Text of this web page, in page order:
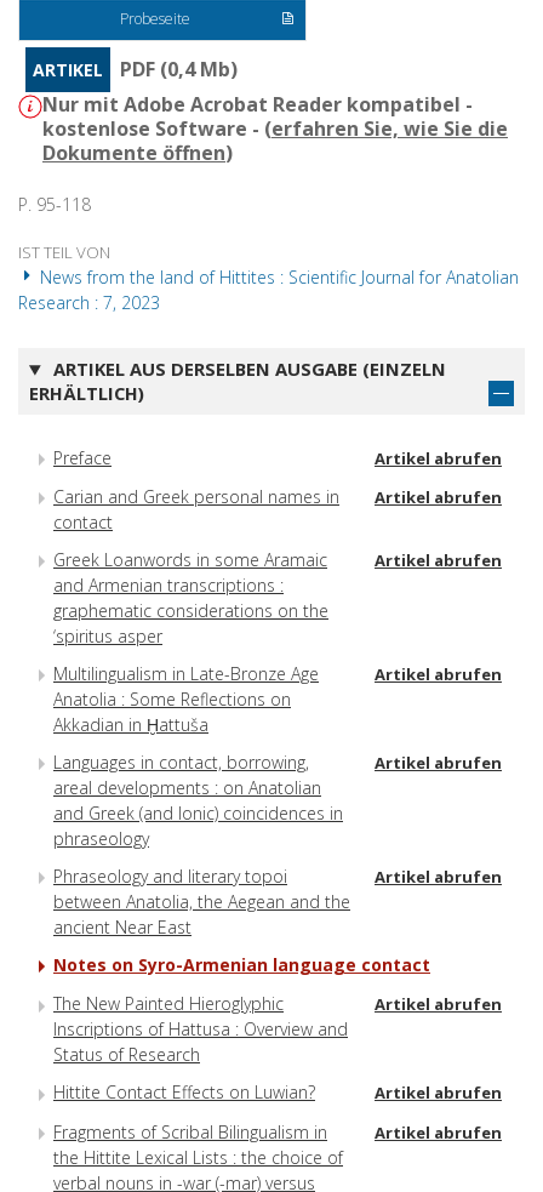
Probeseite
ARTIKEL
PDF (0,4 Mb)
Nur mit Adobe Acrobat Reader kompatibel -
kostenlose Software - (erfahren Sie, wie Sie die
Dokumente öffnen)
P. 95-118
IST TEIL VON
News from the land of Hittites : Scientific Journal for Anatolian
Research : 7, 2023
ARTIKEL AUS DERSELBEN AUSGABE (EINZELN
ERHÄLTLICH)
Preface Artikel abrufen
Carian and Greek personal names in
contact
Artikel abrufen
Greek Loanwords in some Aramaic
and Armenian transcriptions :
graphematic considerations on the
‘spiritus asper
Artikel abrufen
Multilingualism in Late-Bronze Age
Anatolia : Some Reflections on
Akkadian in Ḫattuša
Artikel abrufen
Languages in contact, borrowing,
areal developments : on Anatolian
and Greek (and Ionic) coincidences in
phraseology
Artikel abrufen
Phraseology and literary topoi
between Anatolia, the Aegean and the
ancient Near East
Artikel abrufen
Notes on Syro-Armenian language contact
The New Painted Hieroglyphic
Inscriptions of Hattusa : Overview and
Status of Research
Artikel abrufen
Hittite Contact Effects on Luwian? Artikel abrufen
Fragments of Scribal Bilingualism in
the Hittite Lexical Lists : the choice of
verbal nouns in -war (-mar) versus
Artikel abrufen